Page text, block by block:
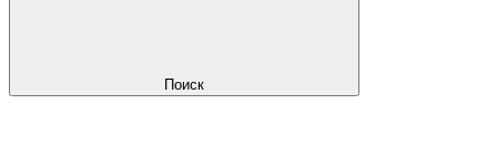
Поиск